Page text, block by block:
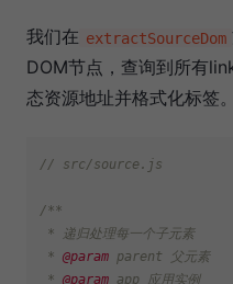
我们在 extractSourceDom
DOM节点，查询到所有
态资源地址并格式化标签。
// src/source.js
/**
* 递归处理每一个子元素
* @param parent 父元素
* @param app 应用实例